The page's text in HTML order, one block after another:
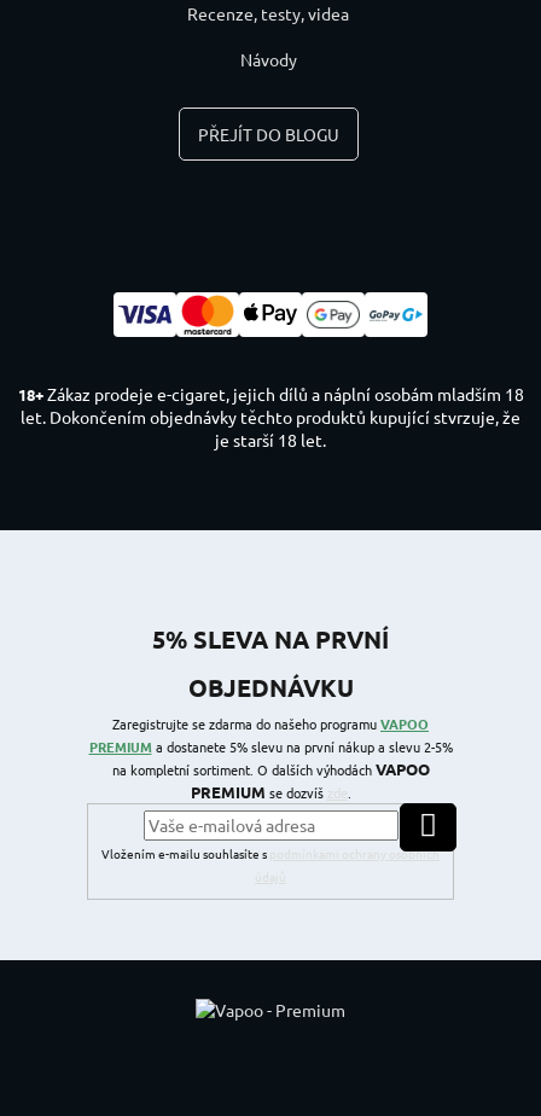
Recenze, testy, videa
Návody
PŘEJÍT DO BLOGU
18+Zákaz prodeje e-cigaret, jejich dílů a náplní osobám mladším 18
let. Dokončením objednávky těchto produktů kupující stvrzuje, že
je starší 18 let.
5% SLEVA NA PRVNÍ
OBJEDNÁVKU
Zaregistrujte se zdarma do našeho programuVAPOO
PREMIUM a dostanete 5% slevu na první nákup a slevu 2-5%
na kompletní sortiment. O dalších výhodáchVAPOO
PREMIUM se dozvíš
Vložením e-mailu souhlasíte s
podmínkami ochrany osobních